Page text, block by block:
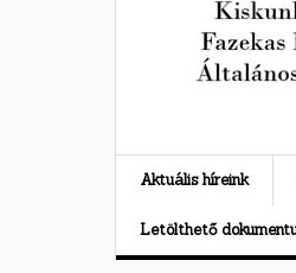
Aktuális híreink
Letölthető